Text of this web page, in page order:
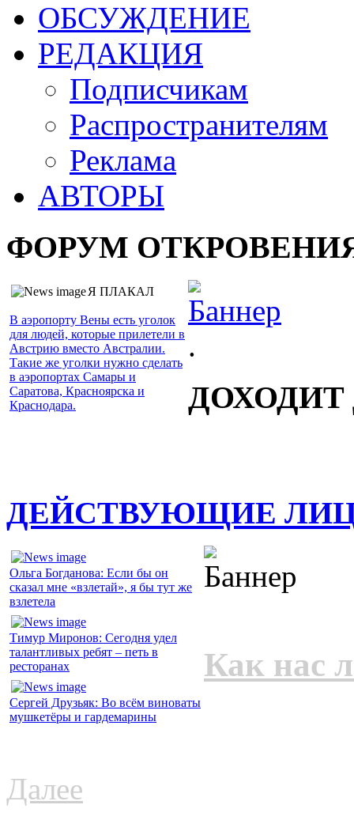
ОБСУЖДЕНИЕ
РЕДАКЦИЯ
Подписчикам
Распространителям
Реклама
АВТОРЫ
ФОРУМ
Я ПЛАКАЛ
В аэропорту Вены есть уголок
для людей, которые прилетели в
Австрию вместо Австралии.
Такие же уголки нужно сделать
в аэропортах Самары и
Саратова, Красноярска и
Краснодара.
.
ДЕЙСТВУЮЩИЕ
Ольга Богданова: Если бы он
сказал мне «взлетай», я бы тут же
взлетела
Тимур Миронов: Сегодня удел
талантливых ребят – петь в
ресторанах
Сергей Друзьяк: Во всём виноваты
мушкетёры и гардемарины
Как нас
Далее